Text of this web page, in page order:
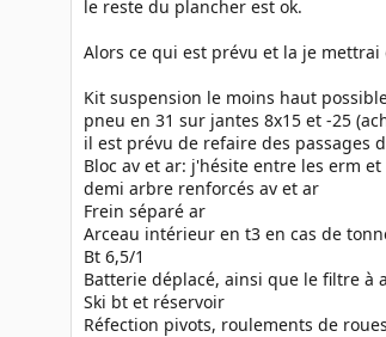
le reste du plancher est ok.
Alors ce qui est prévu et la je
Kit suspension le moins haut
pneu en 31 sur jantes 8x15 et -25
il est prévu de refaire des passages
Bloc av et ar: j'hésite entre les erm
demi arbre renforcés av et ar
Frein séparé ar
Arceau intérieur en t3 en cas de
Bt 6,5/1
Batterie déplacé, ainsi que le filtre à
Ski bt et réservoir
Réfection pivots, roulements de